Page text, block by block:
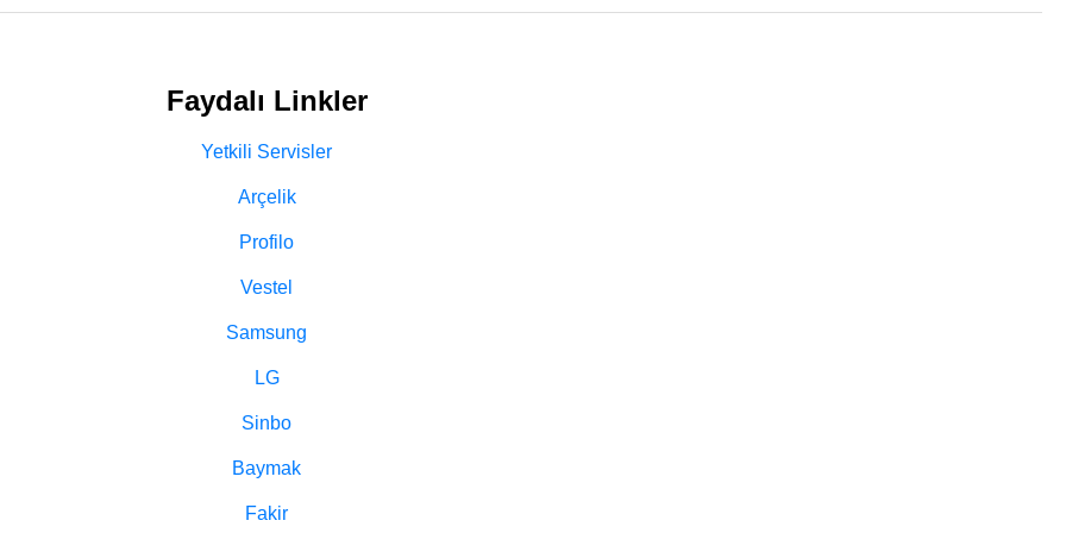
Faydalı Linkler
Yetkili Servisler
Arçelik
Profilo
Vestel
Samsung
LG
Sinbo
Baymak
Fakir